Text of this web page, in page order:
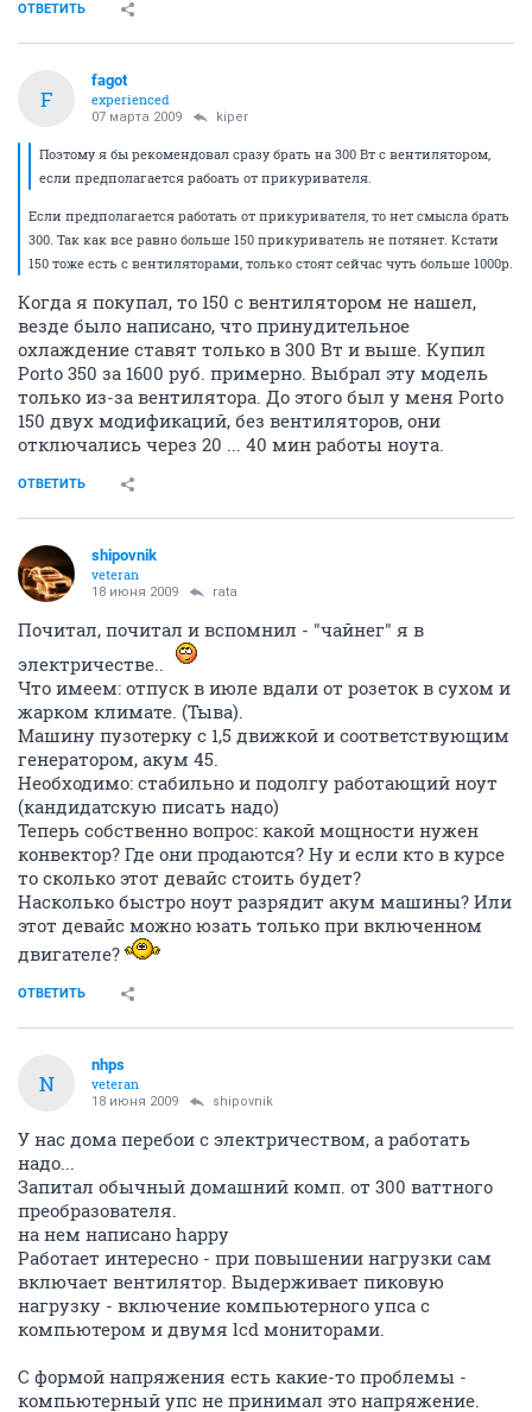
ОТВЕТИТЬ
F
fagot
experienced
07 марта 2009 kiper
Поэтому я бы рекомендовал сразу брать на 300 Вт с вентилятором,
если предполагается рабоать от прикуривателя.
Если предполагается работать от прикуривателя, то нет смысла брать
300. Так как все равно больше 150 прикуриватель не потянет. Кстати
150 тоже есть с вентиляторами, только стоят сейчас чуть больше 1000р.
Когда я покупал, то 150 с вентилятором не нашел,
везде было написано, что принудительное
охлаждение ставят только в 300 Вт и выше. Купил
Porto 350 за 1600 руб. примерно. Выбрал эту модель
только из-за вентилятора. До этого был у меня Porto
150 двух модификаций, без вентиляторов, они
отключались через 20 ... 40 мин работы ноута.
ОТВЕТИТЬ
shipovnik
veteran
18 июня 2009 rata
Почитал, почитал и вспомнил - "чайнег" я в
электричестве..
Что имеем: отпуск в июле вдали от розеток в сухом и
жарком климате. (Тыва).
Машину пузотерку с 1,5 движкой и соответствующим
генератором, акум 45.
Необходимо: стабильно и подолгу работающий ноут
(кандидатскую писать надо)
Теперь собственно вопрос: какой мощности нужен
конвектор? Где они продаются? Ну и если кто в курсе
то сколько этот девайс стоить будет?
Насколько быстро ноут разрядит акум машины? Или
этот девайс можно юзать только при включенном
двигателе?
ОТВЕТИТЬ
N
nhps
veteran
18 июня 2009 shipovnik
У нас дома перебои с электричеством, а работать
надо...
Запитал обычный домашний комп. от 300 ваттного
преобразователя.
на нем написано happy
Работает интересно - при повышении нагрузки сам
включает вентилятор. Выдерживает пиковую
нагрузку - включение компьютерного упса с
компьютером и двумя lcd мониторами.
С формой напряжения есть какие-то проблемы -
компьютерный упс не принимал это напряжение.